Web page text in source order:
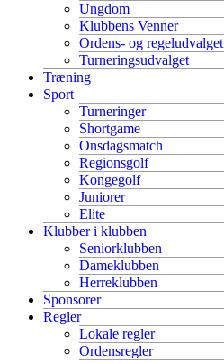
Ungdom
Klubbens Venner
Ordens- og regeludvalget
Turneringsudvalget
Træning
Sport
Turneringer
Shortgame
Onsdagsmatch
Regionsgolf
Kongegolf
Juniorer
Elite
Klubber i klubben
Seniorklubben
Dameklubben
Herreklubben
Sponsorer
Regler
Lokale regler
Ordensregler